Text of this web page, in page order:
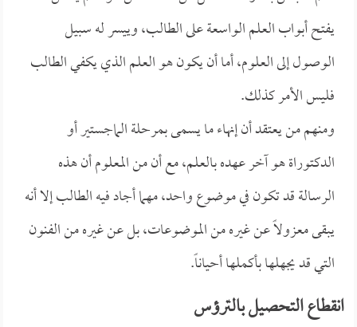
يفتح أبواب العلم الواسعة على الطالب، وييسر له سبيل
الوصول إلى العلوم، أما أن يكون هو العلم الذي يكفي الطالب
فليس الأمر كذلك.
ومنهم من يعتقد أن إنهاء ما يسمى بمرحلة الماجستير أو
الدكتوراة هو آخر عهده بالعلم، مع أن من المعلوم أن هذه
الرسالة قد تكون في موضوع واحد، مهما أجاد فيه الطالب إلا أنه
يبقى معزولاً عن غيره من الموضوعات، بل عن غيره من الفنون
التي قد يجهلها بأكملها أحياناً.
انقطاع التحصيل بالترؤس